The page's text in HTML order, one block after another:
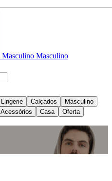
Masculino Masculino
Lingerie Calçados
Masculino
Acessórios Casa Oferta